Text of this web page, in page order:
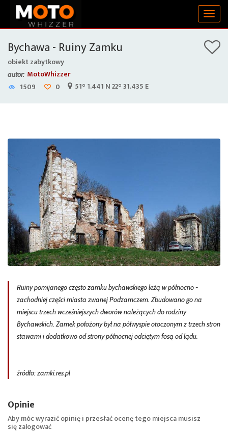
Bychawa - Ruiny Zamku
obiekt zabytkowy
autor: MotoWhizzer
1509
0 51° 1.441 N 22° 31.435 E
Ruiny pomijanego często zamku bychawskiego leżą w północno -
zachodniej części miasta zwanej Podzamczem. Zbudowano go na
miejscu trzech wcześniejszych dworów należących do rodziny
Bychawskich. Zamek położony był na półwyspie otoczonym z trzech stron
stawami i dodatkowo od strony północnej odciętym fosą od lądu.
źródło: zamki.res.pl
Opinie
Aby móc wyrazić opinię i przesłać ocenę tego miejsca musisz
sięzalogować